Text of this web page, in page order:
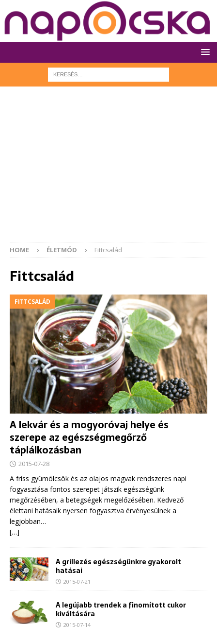
HOME ÉLETMÓD Fittcsalád
Fittcsalád
FITTCSALÁD
A lekvár és a mogyoróvaj helye és
szerepe az egészségmegőrző
táplálkozásban
2015-07-28
A friss gyümölcsök és az olajos magvak rendszeres napi
fogyasztása fontos szerepet játszik egészségünk
megőrzésében, a betegségek megelőzésében. Kedvező
élettani hatásaik nyersen fogyasztva érvényesülnek a
legjobban…
[…]
A grillezés egészségünkre gyakorolt
hatásai
2015-07-21
A legújabb trendek a finomított cukor
kiváltására
2015-07-14